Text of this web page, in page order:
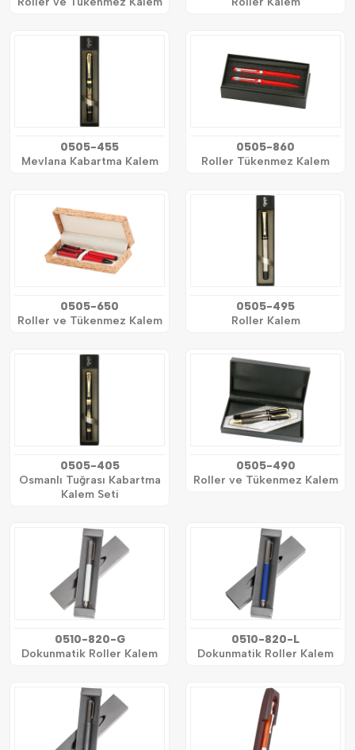
0505-455
Mevlana Kabartma Kalem
0505-860
Roller Tükenmez Kalem
0505-650
Roller ve Tükenmez Kalem
0505-495
Roller Kalem
0505-405
Osmanlı Tuğrası Kabartma
Kalem Seti
0505-490
Roller ve Tükenmez Kalem
0510-820-G
Dokunmatik Roller Kalem
0510-820-L
Dokunmatik Roller Kalem